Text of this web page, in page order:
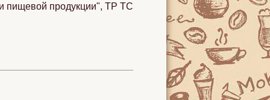
пищевой продукции", ТР ТС